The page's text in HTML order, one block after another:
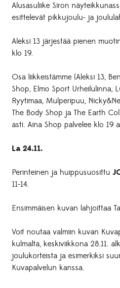
Alusasuliike Siron
esittelevät pikkujoulu- ja
Aleksi 13 järjestää pienen
klo 19.
Osa liikkeistämme (Aleksi 13,
Shop, Elmo Sport Urheilulinna,
Ryytimaa, Mulperipuu,
The Body Shop ja The Earth
asti. Aina Shop palvelee klo 19
La 24.11.
Perinteinen ja huippusuosittu
11-14.
Ensimmäisen kuvan lahjoittaa
Voit noutaa valmiin kuvan
kulmalta, keskiviikkona 28.11.
joulukorteista ja esimerkiksi
Kuvapalvelun kanssa.